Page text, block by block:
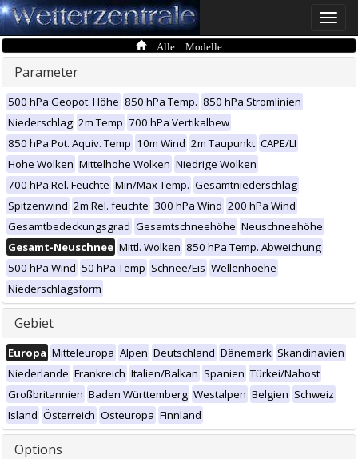
Toggle
Alle Modelle
Parameter
500 hPa Geopot. Höhe 850 hPa Temp. 850 hPa Stromlinien
Niederschlag 2m Temp 700 hPa Vertikalbew
850 hPa Pot. Äquiv. Temp 10m Wind 2m Taupunkt CAPE/LI
Hohe Wolken Mittelhohe Wolken Niedrige Wolken
700 hPa Rel. Feuchte Min/Max Temp. Gesamtniederschlag
Spitzenwind 2m Rel. feuchte 300 hPa Wind 200 hPa Wind
Gesamtbedeckungsgrad Gesamtschneehöhe Neuschneehöhe
Gesamt-Neuschnee Mittl. Wolken 850 hPa Temp. Abweichung
500 hPa Wind 50 hPa Temp Schnee/Eis Wellenhoehe
Niederschlagsform
Gebiet
Europa Mitteleuropa Alpen Deutschland Dänemark Skandinavien
Niederlande Frankreich Italien/Balkan Spanien Türkei/Nahost
Großbritannien Baden Württemberg Westalpen Belgien Schweiz
Island Österreich Osteuropa Finnland
Options